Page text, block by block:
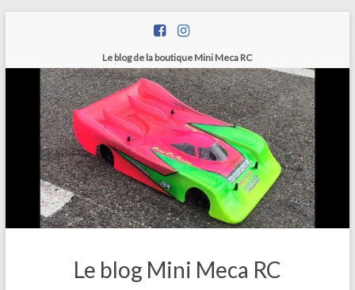
Le blog de la boutique Mini Meca RC
Le blog Mini Meca RC